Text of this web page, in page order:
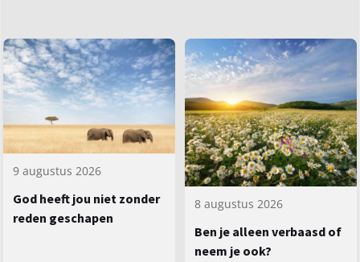
9 augustus 2026
God heeft jou niet zonder
reden geschapen
8 augustus 2026
Ben je alleen verbaasd of
neem je ook?